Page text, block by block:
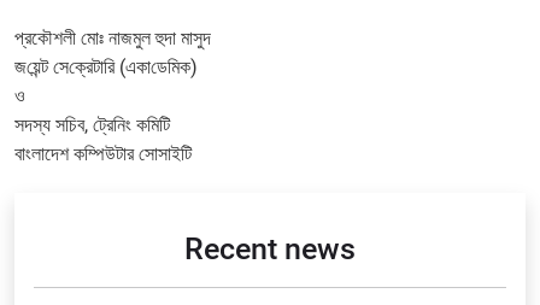
প্রকৌশলী মোঃ নাজমুল হুদা মাসুদ
জ‌য়েন্ট সে‌ক্রেটারি (একা‌ডে‌মিক)
ও
সদস্য স‌চিব, ট্রেনিং ক‌মি‌টি
বাংলাদেশ কম্পিউটার সোসাইটি
Recent news